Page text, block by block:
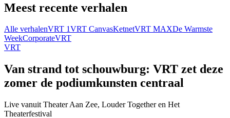
Meest recente verhalen
Alle verhalenVRT 1VRT CanvasKetnetVRT MAXDe Warmste
WeekCorporateVRT
VRT
Van strand tot schouwburg: VRT zet deze
zomer de podiumkunsten centraal
Live vanuit Theater Aan Zee, Louder Together en Het
Theaterfestival